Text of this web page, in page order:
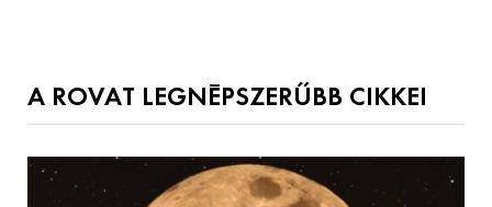
A ROVAT LEGNÉPSZERŰBB CIKKEI